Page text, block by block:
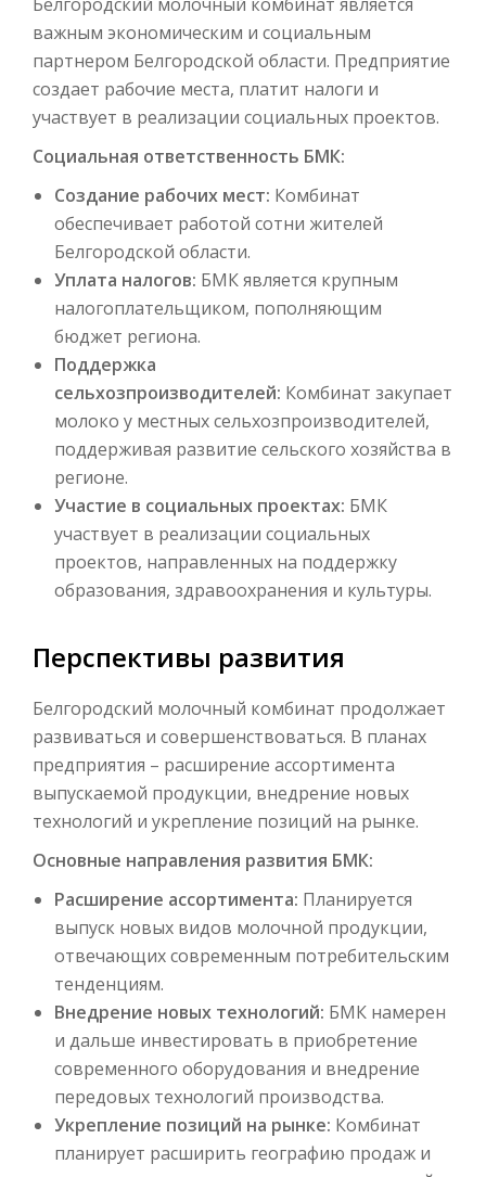
важным экономическим и социальным
партнером Белгородской области. Предприятие
создает рабочие места, платит налоги и
участвует в реализации социальных проектов.
Социальная ответственность БМК:
Создание рабочих мест: Комбинат
обеспечивает работой сотни жителей
Белгородской области.
Уплата налогов: БМК является крупным
налогоплательщиком, пополняющим
бюджет региона.
Поддержка
сельхозпроизводителей: Комбинат закупает
молоко у местных сельхозпроизводителей,
поддерживая развитие сельского хозяйства в
регионе.
Участие в социальных проектах: БМК
участвует в реализации социальных
проектов, направленных на поддержку
образования, здравоохранения и культуры.
Перспективы развития
Белгородский молочный комбинат продолжает
развиваться и совершенствоваться. В планах
предприятия – расширение ассортимента
выпускаемой продукции, внедрение новых
технологий и укрепление позиций на рынке.
Основные направления развития БМК:
Расширение ассортимента: Планируется
выпуск новых видов молочной продукции,
отвечающих современным потребительским
тенденциям.
Внедрение новых технологий: БМК намерен
и дальше инвестировать в приобретение
современного оборудования и внедрение
передовых технологий производства.
Укрепление позиций на рынке: Комбинат
планирует расширить географию продаж и